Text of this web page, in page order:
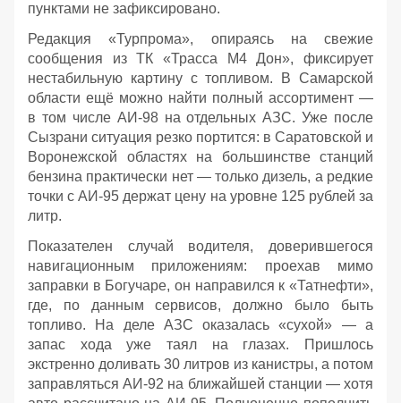
пунктами не зафиксировано.
Редакция «Турпрома», опираясь на свежие
сообщения из ТК «Трасса М4 Дон», фиксирует
нестабильную картину с топливом. В Самарской
области ещё можно найти полный ассортимент —
в том числе АИ‑98 на отдельных АЗС. Уже после
Сызрани ситуация резко портится: в Саратовской и
Воронежской областях на большинстве станций
бензина практически нет — только дизель, а редкие
точки с АИ‑95 держат цену на уровне 125 рублей за
литр.
Показателен случай водителя, доверившегося
навигационным приложениям: проехав мимо
заправки в Богучаре, он направился к «Татнефти»,
где, по данным сервисов, должно было быть
топливо. На деле АЗС оказалась «сухой» — а
запас хода уже таял на глазах. Пришлось
экстренно доливать 30 литров из канистры, а потом
заправляться АИ‑92 на ближайшей станции — хотя